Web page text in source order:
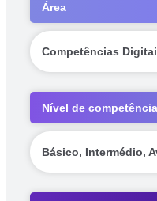
Área
Competências
Nível de competência
Básico, Intermédio,